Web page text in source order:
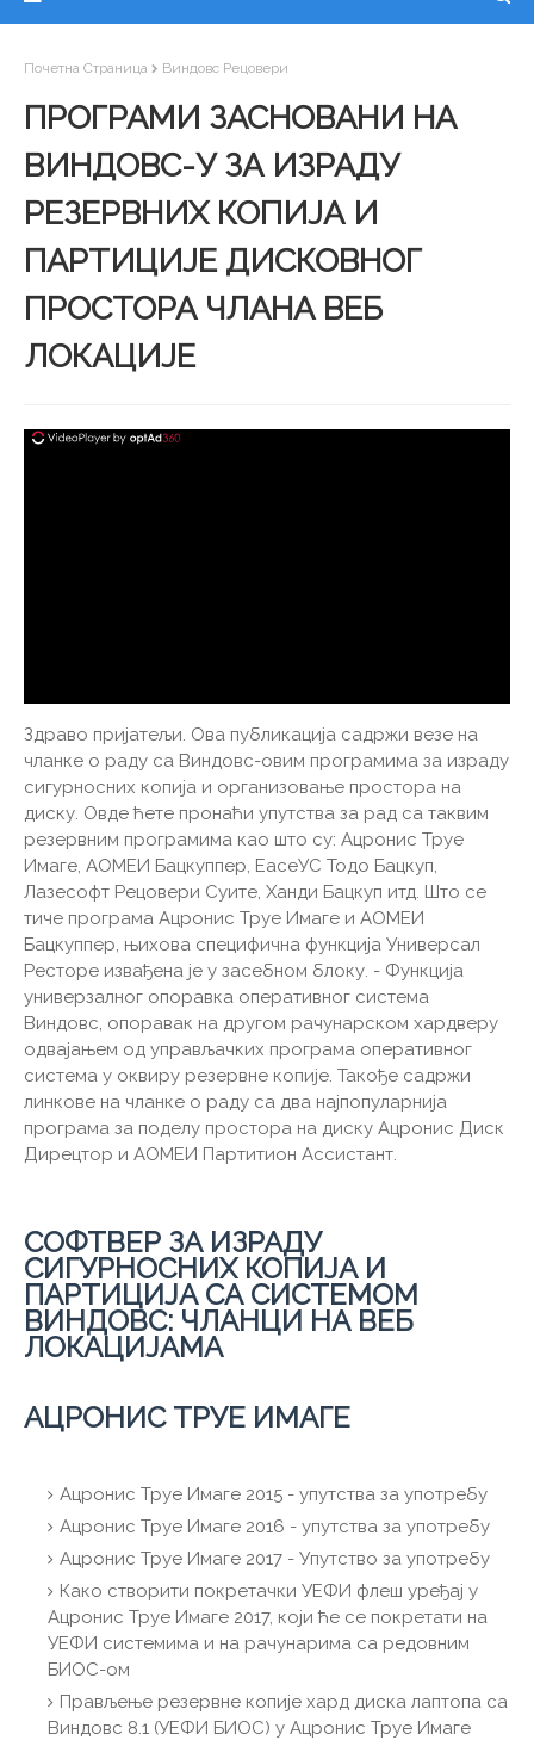
Почетна Страница Виндовс Рецовери
ПРОГРАМИ ЗАСНОВАНИ НА
ВИНДОВС-У ЗА ИЗРАДУ
РЕЗЕРВНИХ КОПИЈА И
ПАРТИЦИЈЕ ДИСКОВНОГ
ПРОСТОРА ЧЛАНА ВЕБ
ЛОКАЦИЈЕ
Здраво пријатељи. Ова публикација садржи везе на
чланке о раду са Виндовс-овим програмима за израду
сигурносних копија и организовање простора на
диску. Овде ћете пронаћи упутства за рад са таквим
резервним програмима као што су: Ацронис Труе
Имаге, АОМЕИ Бацкуппер, ЕасеУС Тодо Бацкуп,
Лазесофт Рецовери Суите, Ханди Бацкуп итд. Што се
тиче програма Ацронис Труе Имаге и АОМЕИ
Бацкуппер, њихова специфична функција Универсал
Ресторе извађена је у засебном блоку. - Функција
универзалног опоравка оперативног система
Виндовс, опоравак на другом рачунарском хардверу
одвајањем од управљачких програма оперативног
система у оквиру резервне копије. Такође садржи
линкове на чланке о раду са два најпопуларнија
програма за поделу простора на диску Ацронис Диск
Дирецтор и АОМЕИ Партитион Ассистант.
СОФТВЕР ЗА ИЗРАДУ
СИГУРНОСНИХ КОПИЈА И
ПАРТИЦИЈА СА СИСТЕМОМ
ВИНДОВС: ЧЛАНЦИ НА ВЕБ
ЛОКАЦИЈАМА
АЦРОНИС ТРУЕ ИМАГЕ
Ацронис Труе Имаге 2015 - упутства за употребу
Ацронис Труе Имаге 2016 - упутства за употребу
Ацронис Труе Имаге 2017 - Упутство за употребу
Како створити покретачки УЕФИ флеш уређај у
Ацронис Труе Имаге 2017, који ће се покретати на
УЕФИ системима и на рачунарима са редовним
БИОС-ом
Прављење резервне копије хард диска лаптопа са
Виндовс 8.1 (УЕФИ БИОС) у Ацронис Труе Имаге